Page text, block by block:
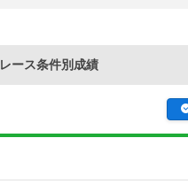
レース条件別成績